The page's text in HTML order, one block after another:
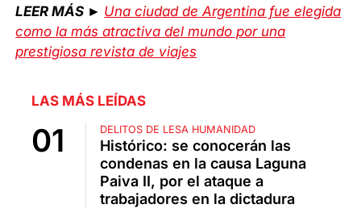
LEER MÁS ► Una ciudad de Argentina fue elegida
como la más atractiva del mundo por una
prestigiosa revista de viajes
LAS MÁS LEÍDAS
DELITOS DE LESA HUMANIDAD
Histórico: se conocerán las
condenas en la causa Laguna
Paiva II, por el ataque a
trabajadores en la dictadura